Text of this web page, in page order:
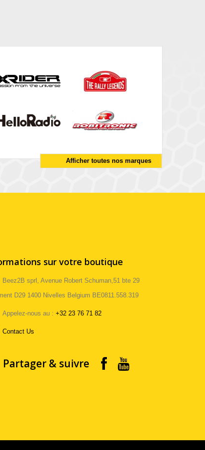
Afficher toutes nos marques
sur votre boutique
Beez2B sprl, Avenue Robert Schuman,51 bte 29
D29 1400 Nivelles Belgium BE0811.558.319
Appelez-nous au : +32 23 76 71 82
Contact Us
Partager & suivre